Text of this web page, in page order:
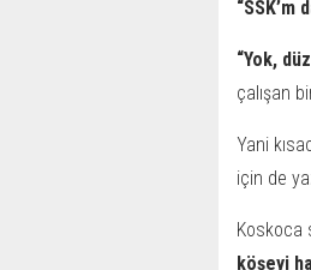
“SSK’m
“Yok,
çalışan
Yani
için de
Koskoca
köşeyi